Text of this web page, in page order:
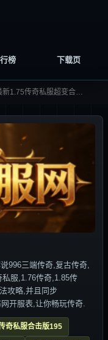
榜 下载页
传奇私服超变合集大全-
996三端传奇,复古传奇,
服,1.76传奇,1.85传
攻略,并且同步
开服表,让你畅玩传奇.
奇私服合击版195